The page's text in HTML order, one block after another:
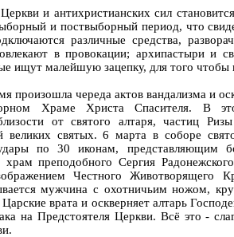
и антихристианских сил
и поствыборный период, что
различные средства,
в провокации; архипастыри и
ищут малейшую зацепку, для того
произошла череда актов вандализма и
Храме Христа Спасителя. В
от святого алтаря, частиц
святых. 6 марта в соборе
по 30 иконам, представляющим
преподобного Сергия
Честного Животворящего
мужчина с охотничьим ножом,
врата и оскверняет алтарь
на Предстоятеля Церкви. Всё это -